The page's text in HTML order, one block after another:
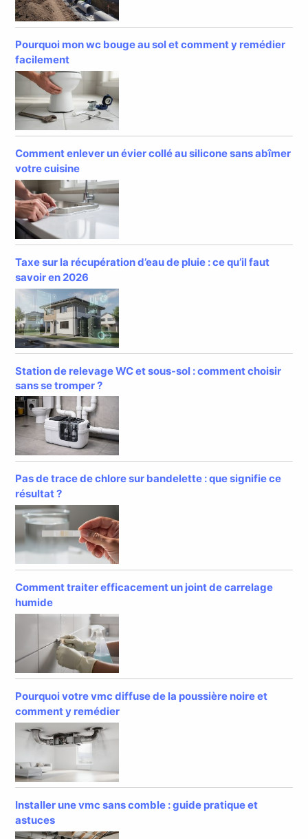
Pourquoi mon wc bouge au sol et comment y remédier
facilement
Comment enlever un évier collé au silicone sans abîmer
votre cuisine
Taxe sur la récupération d’eau de pluie : ce qu’il faut
savoir en 2026
Station de relevage WC et sous-sol : comment choisir
sans se tromper ?
Pas de trace de chlore sur bandelette : que signifie ce
résultat ?
Comment traiter efficacement un joint de carrelage
humide
Pourquoi votre vmc diffuse de la poussière noire et
comment y remédier
Installer une vmc sans comble : guide pratique et
astuces